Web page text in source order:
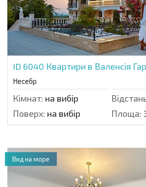
ID 6040 Квартири в Валенсія
Несебр
Кімнат: на вибір
Поверх: на вибір Площа:
Вид на море